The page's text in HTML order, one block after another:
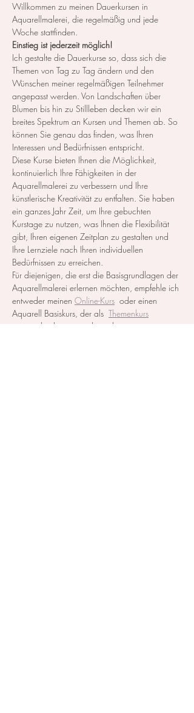
Willkommen zu meinen Dauerkursen in
Aquarellmalerei, die regelmäßig und jede
Woche stattfinden.
Einstieg ist jederzeit möglich!
Ich gestalte die Dauerkurse so, dass sich die
Themen von Tag zu Tag ändern und den
Wünschen meiner regelmäßigen Teilnehmer
angepasst werden. Von Landschaften über
Blumen bis hin zu Stillleben decken wir ein
breites Spektrum an Kursen und Themen ab. So
können Sie genau das finden, was Ihren
Interessen und Bedürfnissen entspricht.
Diese Kurse bieten Ihnen die Möglichkeit,
kontinuierlich Ihre Fähigkeiten in der
Aquarellmalerei zu verbessern und Ihre
künstlerische Kreativität zu entfalten. Sie haben
ein ganzes Jahr Zeit, um Ihre gebuchten
Kurstage zu nutzen, was Ihnen die Flexibilität
gibt, Ihren eigenen Zeitplan zu gestalten und
Ihre Lernziele nach Ihren individuellen
Bedürfnissen zu erreichen.
Für diejenigen, die erst die Basisgrundlagen der
Aquarellmalerei erlernen möchten, empfehle ich
entweder meinen Online-Kurs oder einen
Aquarell Basiskurs, der als Themenkurs
ausgeschrieben ist, zu besuchen.